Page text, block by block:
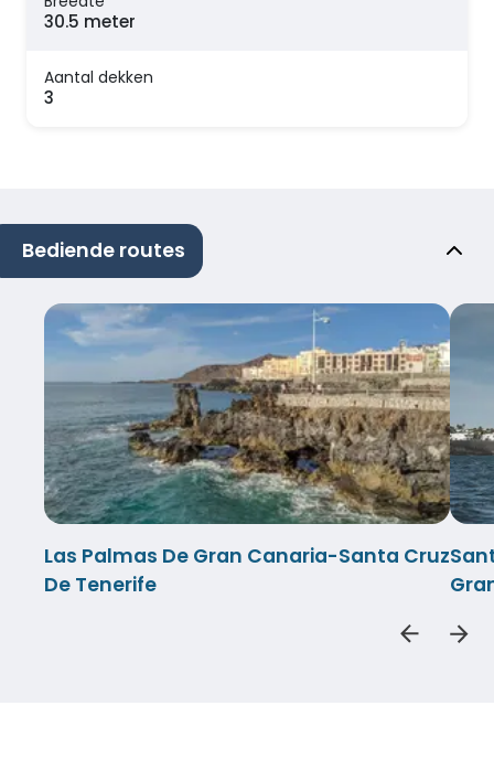
30.5 meter
Aantal dekken
3
Bediende routes
Las Palmas De Gran Canaria-Santa Cruz
De Tenerife